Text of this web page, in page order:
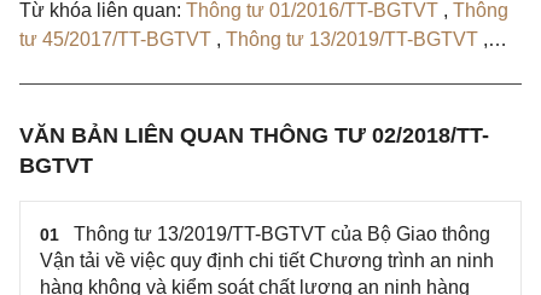
Từ khóa liên quan: Thông tư 01/2016/TT-BGTVT , Thông
tư 45/2017/TT-BGTVT , Thông tư 13/2019/TT-BGTVT ,
VĂN BẢN LIÊN QUAN THÔNG TƯ 02/2018/TT-
BGTVT
01
Thông tư 13/2019/TT-BGTVT của Bộ Giao thông
Vận tải về việc quy định chi tiết Chương trình an ninh
hàng không và kiểm soát chất lượng an ninh hàng